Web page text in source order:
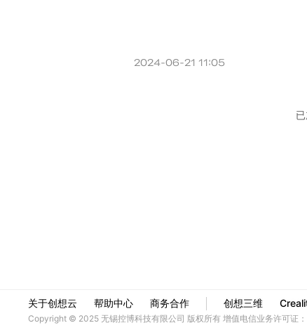
关于创想云 帮助中心 商务合作 创想三维
Copyright © 2025 无锡控博科技有限公司 版权所有 增值电信业务许可证：